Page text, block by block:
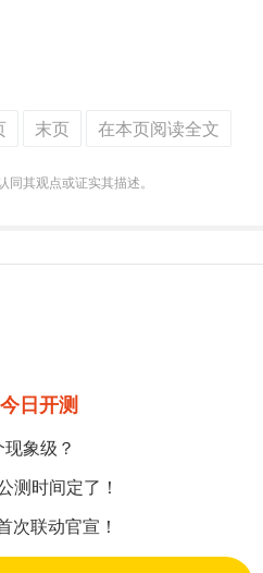
末页 在本页阅读全文
其观点或证实其描述。
日开测
象级？
测时间定了！
次联动官宣！